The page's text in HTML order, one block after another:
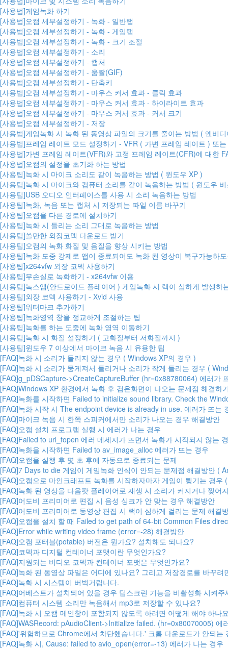
[사용법]게임녹화 하기
[사용법]오캠 세부설정하기 - 녹화 - 일반탭
[사용법]오캠 세부설정하기 - 녹화 - 게임탭
[사용법]오캠 세부설정하기 - 녹화 - 크기 조절
[사용법]오캠 세부설정하기 - 소리
[사용법]오캠 세부설정하기 - 캡처
[사용법]오캠 세부설정하기 - 움짤(GIF)
[사용법]오캠 세부설정하기 - 단축키
[사용법]오캠 세부설정하기 - 마우스 커서 효과 - 클릭 효과
[사용법]오캠 세부설정하기 - 마우스 커서 효과 - 하이라이트 효과
[사용법]오캠 세부설정하기 - 마우스 커서 효과 - 커서 크기
[사용법]오캠 세부설정하기 - 저장
[사용법]게임녹화 시 녹화 된 동영상 파일의 크기를 줄이는 방법 ( 엔비
[사용법]프레임 레이트 모드 설정하기 - VFR ( 가변 프레임 레이트 ) 또
[사용법]가변 프레임 레이트(VFR)와 고정 프레임 레이트(CFR)에 대한
[사용법]오캠의 설정을 초기화 하는 방법
[사용팁]녹화 시 마이크 소리도 같이 녹음하는 방법 ( 윈도우 XP )
[사용팁]녹화 시 마이크와 컴퓨터 소리를 같이 녹음하는 방법 ( 윈도우
[사용팁]USB 오디오 인터페이스를 사용 시 소리 녹음하는 방법
[사용팁]녹화, 녹음 또는 캡처 시 저장되는 파일 이름 바꾸기
[사용팁]오캠을 다른 경로에 설치하기
[사용팁]녹화 시 들리는 소리 그대로 녹음하는 방법
[사용팁]쓸만한 외장코덱 다운로드 받기
[사용팁]오캠의 녹화 화질 및 음질을 향상 시키는 방법
[사용팁]녹화 도중 강제로 앱이 종료되어도 녹화 된 영상이 복구가능하
[사용팁]x264vfw 외장 코덱 사용하기
[사용팁]무손실로 녹화하기 - x264vfw 이용
[사용팁]녹스앱(안드로이드 플레이어 ) 게임녹화 시 랙이 심하게 발생하
[사용팁]외장 코덱 사용하기 - Xvid 사용
[사용팁]워터마크 추가하기
[사용팁]녹화영역 창을 정교하게 조절하는 팁
[사용팁]녹화를 하는 도중에 녹화 영역 이동하기
[사용팁]녹화 시 화질 설정하기 ( 고화질부터 저화질까지 )
[사용팁]윈도우 7 이상에서 마이크 녹음 시 유용한 팁
[FAQ]녹화 시 소리가 들리지 않는 경우 ( Windows XP의 경우 )
[FAQ]녹화 시 소리가 뭉게져서 들리거나 소리가 작게 들리는 경우 (
[FAQ]g_pDSCapture->CreateCaptureBuffer (hr=0x88780064) 에러가
[FAQ]Windows XP 환경에서 녹화 후 검은화면이 나오는 문제점 해결하
[FAQ]녹화를 시작하면 Failed to initialize sound library. Check the
[FAQ]녹화 시작 시 The endpoint device is already in use. 에러가 뜨는
[FAQ]마이크 녹음 시 한쪽 스피커에서만 소리가 나오는 경우 해결방안
[FAQ]오캠 설치 프로그램 실행 시 에러가 나는 경우
[FAQ]Failed to url_fopen 에러 메세지가 뜨면서 녹화가 시작되지 않는
[FAQ]녹화을 시작하면 Failed to av_image_alloc 에러가 뜨는 경우
[FAQ]오캠을 실행 후 몇 초 후에 자동으로 종료되는 문제
[FAQ]7 Days to die 게임이 게임녹화 인식이 안되는 문제점 해결방안 (
[FAQ]오캠으로 마인크래프트 녹화를 시작하자마자 게임이 튕기는 경우
[FAQ]녹화 된 영상을 다음팟 플레이어로 재생 시 소리가 커지거나 찢어
[FAQ]어도비 프리미어로 편집 시 음성 싱크가 안 맞는 경우 해결방안
[FAQ]어도비 프리미어로 동영상 편집 시 랙이 심하게 걸리는 문제 해결
[FAQ]오캠을 설치 할 때 Failed to get path of 64-bit Common Files
[FAQ]Error while writing video frame (error=-28) 해결방안
[FAQ]오캠 포터블(potable) 버전은 뭔가요? 설치해도 되나요?
[FAQ]코덱과 디지털 컨테이너 포맷이란 무엇인가요?
[FAQ]지원되는 비디오 코덱과 컨테이너 포맷은 무엇인가요?
[FAQ]녹화 된 동영상 파일은 어디에 있나요? 그리고 저장경로를 바꾸려
[FAQ]녹화 시 시스템이 버벅거립니다.
[FAQ]어베스트가 설치되어 있을 경우 딥스크린 기능을 비활성화 시켜주
[FAQ]컴퓨터 시스템 소리만 녹음해서 mp3로 저장할 수 있나요?
[FAQ]녹화 시 오캠 메인창이 포함되지 않도록 하려면 어떻게 해야 하나
[FAQ]WASRecord: pAudioClient->Initialize failed. (hr=0x80070005) 에
[FAQ]'위험하므로 Chrome에서 차단했습니다.' 크롬 다운로드가 안되는
[FAQ]녹화 시, Cause: failed to avio_open(error=-13) 에러가 나는 경우